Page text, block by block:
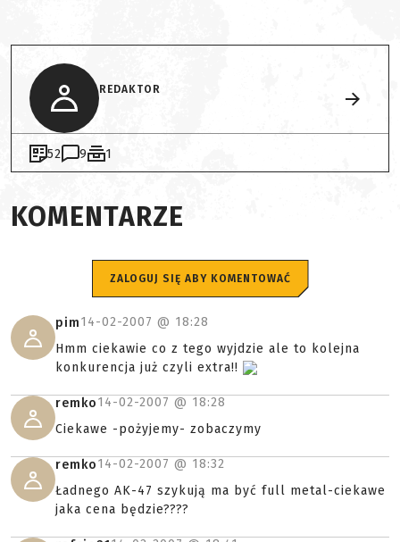
REDAKTOR
52 9 1
KOMENTARZE
ZALOGUJ SIĘ ABY KOMENTOWAĆ
pim14-02-2007 @ 18:28
Hmm ciekawie co z tego wyjdzie ale to kolejna
konkurencja już czyli extra!!
remko14-02-2007 @ 18:28
Ciekawe -pożyjemy- zobaczymy
remko14-02-2007 @ 18:32
Ładnego AK-47 szykują ma być full metal-ciekawe
jaka cena będzie????